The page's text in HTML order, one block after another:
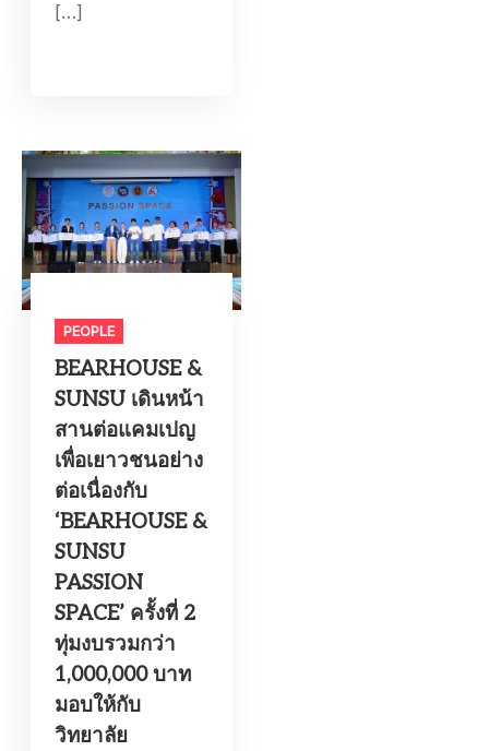
[…]
PEOPLE
BEARHOUSE &
SUNSU เดินหน้า
สานต่อแคมเปญ
เพื่อเยาวชนอย่าง
ต่อเนื่องกับ
‘BEARHOUSE &
SUNSU
PASSION
SPACE’ ครั้งที่ 2
ทุ่มงบรวมกว่า
1,000,000 บาท
มอบให้กับ
วิทยาลัย